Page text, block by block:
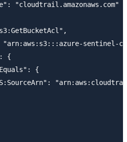
"cloudtrail.amazonaws.com"
sentinel-
{
{